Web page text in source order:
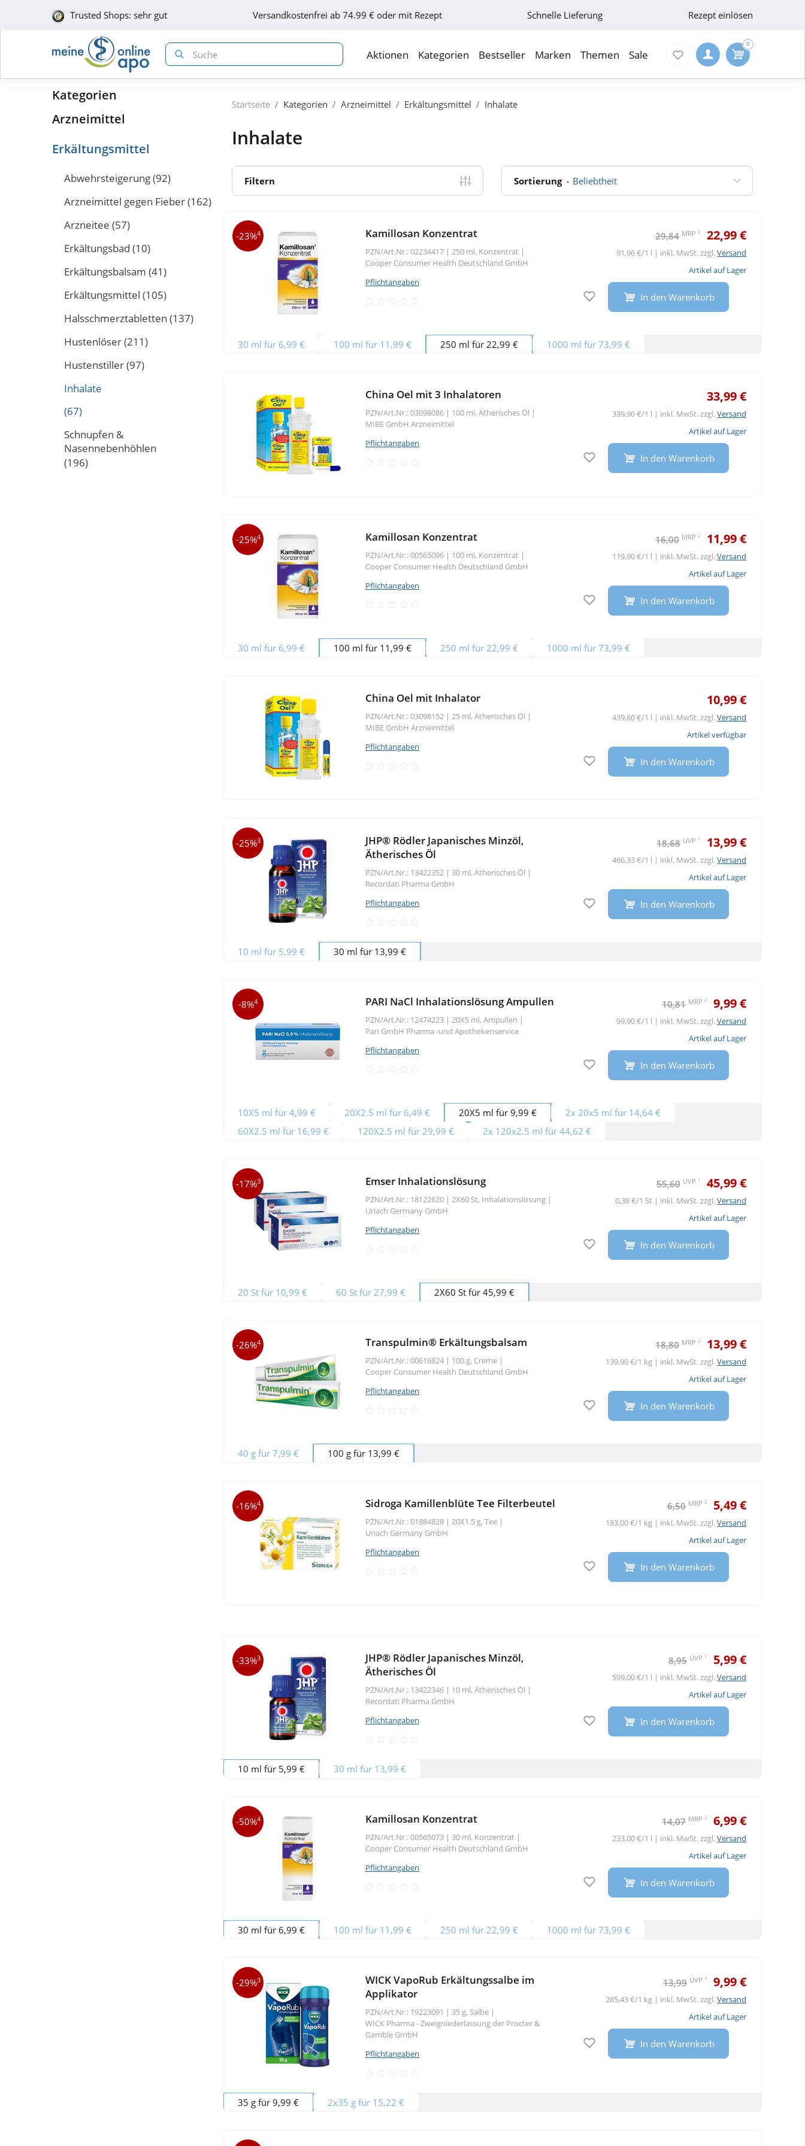
Trusted Shops: sehr gut Versandkostenfrei ab 74.99 € oder mit Rezept Schnelle Lieferung Rezept einlösen
Aktionen Kategorien Bestseller Marken Themen Sale
0
Kategorien
Arzneimittel
Erkältungsmittel
Abwehrsteigerung(92)
Arzneimittel gegen Fieber(162)
Arzneitee (57)
Erkältungsbad (10)
Erkältungsbalsam (41)
Erkältungsmittel (105)
Halsschmerztabletten (137)
Hustenlöser(211)
Hustenstiller(97)
Inhalate
(67)
Schnupfen &
Nasennebenhöhlen
(196)
Startseite Kategorien Arzneimittel Erkältungsmittel Inhalate
Inhalate
Filtern Sortierung Beliebtheit
-23%4 Kamillosan Konzentrat
PZN/Art.Nr.: 02234417 | 250 ml, Konzentrat |
Cooper Consumer Health Deutschland GmbH
Pflichtangaben
29,84 MRP 2 22,99 €
91,96 €/1 l | inkl. MwSt. zzgl.Versand
Artikel auf Lager
Auf den Merkzettel
In den Warenkorb
30 ml für 6,99 € 100 ml für 11,99 € 250 ml für 22,99 € 1000 ml für 73,99 €
China Oel mit 3 Inhalatoren
PZN/Art.Nr.: 03098086 | 100 ml, Ätherisches Öl |
MIBE GmbH Arzneimittel
Pflichtangaben
33,99 €
339,90 €/1 l | inkl. MwSt. zzgl.Versand
Artikel auf Lager
Auf den Merkzettel
In den Warenkorb
-25%4 Kamillosan Konzentrat
PZN/Art.Nr.: 00565096 | 100 ml, Konzentrat |
Cooper Consumer Health Deutschland GmbH
Pflichtangaben
16,00 MRP 2 11,99 €
119,90 €/1 l | inkl. MwSt. zzgl.Versand
Artikel auf Lager
Auf den Merkzettel
In den Warenkorb
30 ml für 6,99 € 100 ml für 11,99 € 250 ml für 22,99 € 1000 ml für 73,99 €
China Oel mit Inhalator
PZN/Art.Nr.: 03098152 | 25 ml, Ätherisches Öl |
MIBE GmbH Arzneimittel
Pflichtangaben
10,99 €
439,60 €/1 l | inkl. MwSt. zzgl.Versand
Artikel verfügbar
Auf den Merkzettel
In den Warenkorb
-25%3
JHP® Rödler Japanisches Minzöl,
Ätherisches Öl
PZN/Art.Nr.: 13422352 | 30 ml, Ätherisches Öl |
Recordati Pharma GmbH
Pflichtangaben
18,68 UVP 1 13,99 €
466,33 €/1 l | inkl. MwSt. zzgl.Versand
Artikel auf Lager
Auf den Merkzettel
In den Warenkorb
10 ml für 5,99 € 30 ml für 13,99 €
-8%4 PARI NaCl Inhalationslösung Ampullen
PZN/Art.Nr.: 12474223 | 20X5 ml, Ampullen |
Pari GmbH Pharma -und Apothekenservice
Pflichtangaben
10,81 MRP 2 9,99 €
99,90 €/1 l | inkl. MwSt. zzgl.Versand
Artikel auf Lager
Auf den Merkzettel
In den Warenkorb
10X5 ml für 4,99 € 20X2.5 ml für 6,49 € 20X5 ml für 9,99 €
2x 20x5 ml für 14,64 €
60X2.5 ml für 16,99 €
120X2.5 ml für 29,99 € 2x 120x2.5 ml für 44,62 €
-17%3 Emser Inhalationslösung
PZN/Art.Nr.: 18122620 | 2X60 St, Inhalationslösung |
Uriach Germany GmbH
Pflichtangaben
55,60 UVP 1 45,99 €
0,38 €/1 St | inkl. MwSt. zzgl.Versand
Artikel auf Lager
Auf den Merkzettel
In den Warenkorb
20 St für 10,99 € 60 St für 27,99 € 2X60 St für 45,99 €
-26%4 Transpulmin® Erkältungsbalsam
PZN/Art.Nr.: 00616824 | 100 g, Creme |
Cooper Consumer Health Deutschland GmbH
Pflichtangaben
18,80 MRP 2 13,99 €
139,90 €/1 kg | inkl. MwSt. zzgl.Versand
Artikel auf Lager
Auf den Merkzettel
In den Warenkorb
40 g für 7,99 € 100 g für 13,99 €
-16%4 Sidroga Kamillenblüte Tee Filterbeutel
PZN/Art.Nr.: 01884828 | 20X1.5 g, Tee |
Uriach Germany GmbH
Pflichtangaben
6,50 MRP 2 5,49 €
183,00 €/1 kg | inkl. MwSt. zzgl.Versand
Artikel auf Lager
Auf den Merkzettel
In den Warenkorb
-33%3
JHP® Rödler Japanisches Minzöl,
Ätherisches Öl
PZN/Art.Nr.: 13422346 | 10 ml, Ätherisches Öl |
Recordati Pharma GmbH
Pflichtangaben
8,95 UVP 1 5,99 €
599,00 €/1 l | inkl. MwSt. zzgl.Versand
Artikel auf Lager
Auf den Merkzettel
In den Warenkorb
10 ml für 5,99 € 30 ml für 13,99 €
-50%4 Kamillosan Konzentrat
PZN/Art.Nr.: 00565073 | 30 ml, Konzentrat |
Cooper Consumer Health Deutschland GmbH
Pflichtangaben
14,07 MRP 2 6,99 €
233,00 €/1 l | inkl. MwSt. zzgl.Versand
Artikel auf Lager
Auf den Merkzettel
In den Warenkorb
30 ml für 6,99 € 100 ml für 11,99 € 250 ml für 22,99 € 1000 ml für 73,99 €
-29%3
WICK VapoRub Erkältungssalbe im
Applikator
PZN/Art.Nr.: 19223091 | 35 g, Salbe |
WICK Pharma - Zweigniederlassung der Procter &
Gamble GmbH
Pflichtangaben
13,99 UVP 1 9,99 €
285,43 €/1 kg | inkl. MwSt. zzgl.Versand
Artikel auf Lager
Auf den Merkzettel
In den Warenkorb
35 g für 9,99 € 2x35 g für 15,22 €